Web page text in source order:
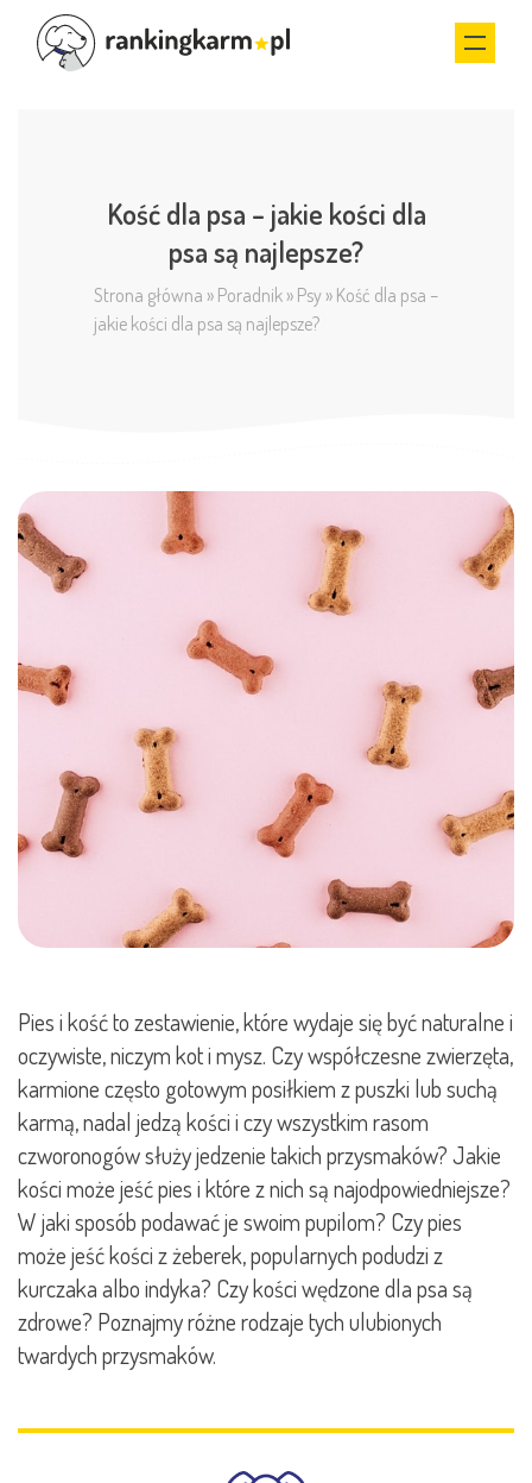
Kość dla psa – jakie kości dla
psa są najlepsze?
Strona główna » Poradnik » Psy » Kość dla psa –
jakie kości dla psa są najlepsze?
Pies i kość to zestawienie, które wydaje się być naturalne i
oczywiste, niczym kot i mysz. Czy współczesne zwierzęta,
karmione często gotowym posiłkiem z puszki lub suchą
karmą, nadal jedzą kości i czy wszystkim rasom
czworonogów służy jedzenie takich przysmaków? Jakie
kości może jeść pies i które z nich są najodpowiedniejsze?
W jaki sposób podawać je swoim pupilom? Czy pies
może jeść kości z żeberek, popularnych podudzi z
kurczaka albo indyka? Czy kości wędzone dla psa są
zdrowe? Poznajmy różne rodzaje tych ulubionych
twardych przysmaków.